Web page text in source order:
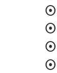
adjust
adjust
adjust
adjust